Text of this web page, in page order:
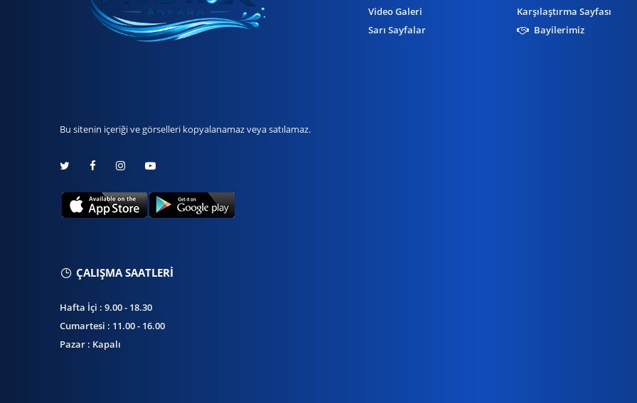
Bu sitenin içeriği ve görselleri kopyalanamaz veya satılamaz.
Video Galeri
Sarı Sayfalar
Karşılaştırma Sayfası
Bayilerimiz
ÇALIŞMA SAATLERİ
Hafta İçi : 9.00 - 18.30
Cumartesi : 11.00 - 16.00
Pazar : Kapalı